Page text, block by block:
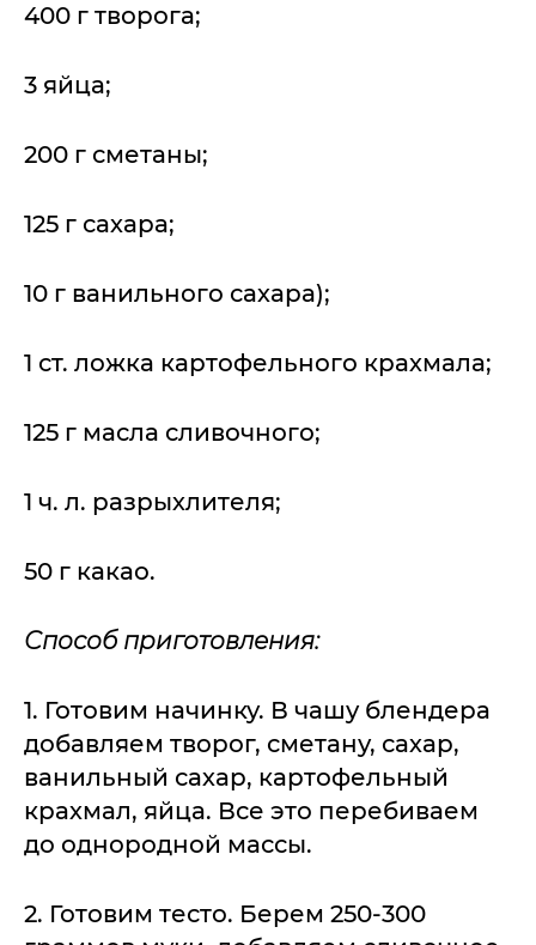
400 г творога;
3 яйца;
200 г сметаны;
125 г сахара;
10 г ванильного сахара);
1 ст. ложка картофельного крахмала;
125 г масла сливочного;
1 ч. л. разрыхлителя;
50 г какао.
Способ приготовления:
1. Готовим начинку. В чашу блендера
добавляем творог, сметану, сахар,
ванильный сахар, картофельный
крахмал, яйца. Все это перебиваем
до однородной массы.
2. Готовим тесто. Берем 250-300